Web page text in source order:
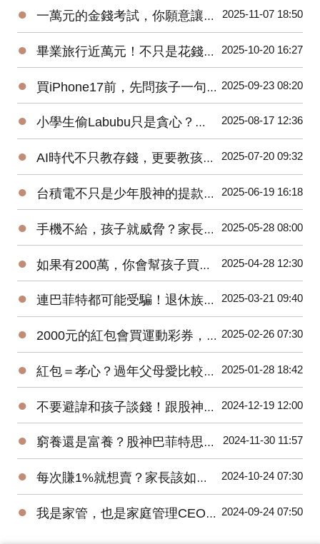
● 一萬元的金錢考試，你願意讓孩子交空白卷嗎？ 2025-11-07 18:50
● 畢業旅行近萬元！不只是花錢，更是家庭財務專案！ 2025-10-20 16:27
● 買iPhone17前，先問孩子一句話！ 2025-09-23 08:20
● 小學生偷Labubu只是貪心？當今孩子的金錢觀，悄悄偏離正確軌道！ 2025-08-17 12:36
● AI時代不只教存錢，更要教孩子五個防詐判斷力！ 2025-07-20 09:32
● 台積電不只是少年股神的提款機！是一場只許成功，不許失敗的世紀賭注！ 2025-06-19 16:18
● 手機不給，孩子就威脅？家長如何在AI時代平衡科技與教養？ 2025-05-28 08:00
● 如果有200萬，你會幫孩子買ETF還是唸私立國中？ 2025-04-28 12:30
● 連巴菲特都可能受騙！退休族群更要慎防詐騙！ 2025-03-21 09:40
● 2000元的紅包會買運動彩券，還是夾娃娃？ 2025-02-26 07:30
● 紅包＝孝心？過年父母愛比較紅包，子女該如何做到正向教養溝通？ 2025-01-28 18:42
● 不要避諱和孩子談錢！跟股神巴菲特學習理財教育。 2024-12-19 12:00
● 窮養還是富養？股神巴菲特思維養出獨立自主孩子！ 2024-11-30 11:57
● 每次賺1%就想賣？家長該如何培養小小巴菲特？ 2024-10-24 07:30
● 我是家管，也是家庭管理CEO！ 2024-09-24 07:50